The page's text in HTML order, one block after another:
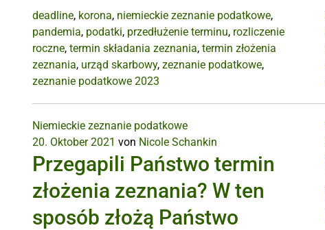
deadline, korona, niemieckie zeznanie podatkowe,
pandemia, podatki, przedłużenie terminu, rozliczenie
roczne, termin składania zeznania, termin złożenia
zeznania, urząd skarbowy, zeznanie podatkowe,
zeznanie podatkowe 2023
Niemieckie zeznanie podatkowe
20. Oktober 2021 von Nicole Schankin
Przegapili Państwo termin
złożenia zeznania? W ten
sposób złożą Państwo